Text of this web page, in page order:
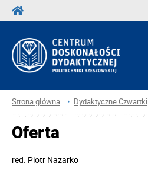
Strona główna Dydaktyczne Czwartki
Oferta
red. Piotr Nazarko